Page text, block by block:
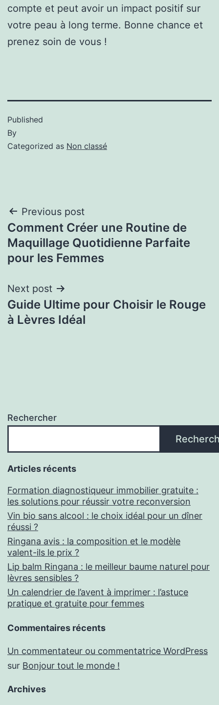
compte et peut avoir un impact positif sur
votre peau à long terme. Bonne chance et
prenez soin de vous !
Published
By
Categorized as Non classé
Previous post
Comment Créer une Routine de
Maquillage Quotidienne Parfaite
pour les Femmes
Next post
Guide Ultime pour Choisir le Rouge
à Lèvres Idéal
Rechercher
Articles récents
Formation diagnostiqueur immobilier gratuite :
les solutions pour réussir votre reconversion
Vin bio sans alcool : le choix idéal pour un dîner
réussi ?
Ringana avis : la composition et le modèle
valent-ils le prix ?
Lip balm Ringana : le meilleur baume naturel pour
lèvres sensibles ?
Un calendrier de l’avent à imprimer : l’astuce
pratique et gratuite pour femmes
Commentaires récents
Un commentateur ou commentatrice WordPress
sur Bonjour tout le monde !
Archives